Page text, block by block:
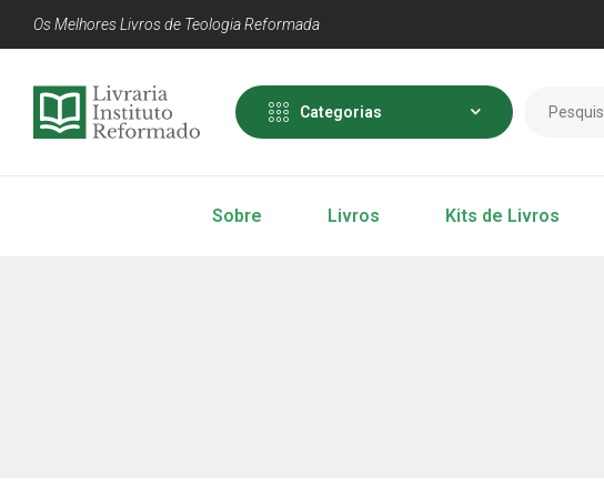
Os Melhores Livros de Teologia Reformada
Categorias
Sobre Livros Kits de Livros